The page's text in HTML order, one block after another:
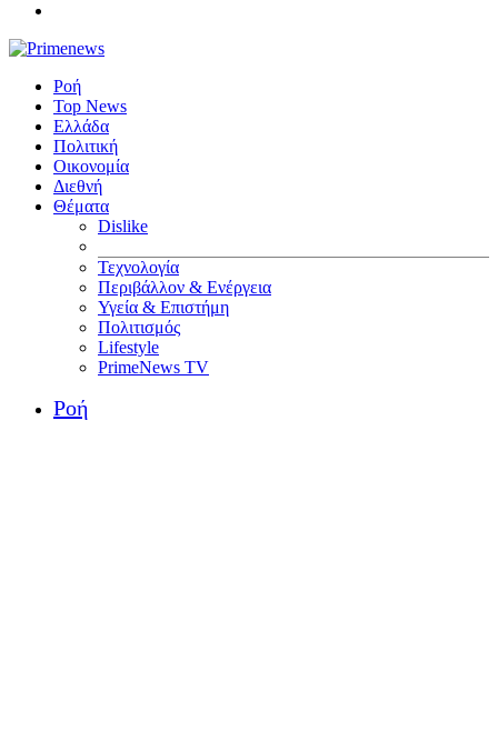
Ροή
Top News
Ελλάδα
Πολιτική
Οικονομία
Διεθνή
Θέματα
Dislike
Τεχνολογία
Περιβάλλον & Ενέργεια
Υγεία & Επιστήμη
Πολιτισμός
Lifestyle
PrimeNews TV
Ροή